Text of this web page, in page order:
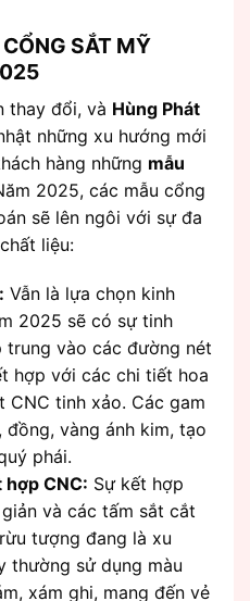
SẮT MỸ
thay đổi, và Hùng Phát
những xu hướng mới
hàng những mẫu
2025, các mẫu cổng
sẽ lên ngôi với sự đa
liệu:
Vẫn là lựa chọn kinh
2025 sẽ có sự tinh
vào các đường nét
hợp với các chi tiết hoa
CNC tinh xảo. Các gam
đồng, vàng ánh kim, tạo
phái.
hợp CNC: Sự kết hợp
và các tấm sắt cắt
tượng đang là xu
thường sử dụng màu
xám ghi, mang đến vẻ